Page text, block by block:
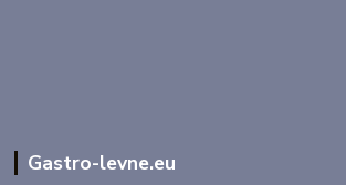
Gastro-levne.eu